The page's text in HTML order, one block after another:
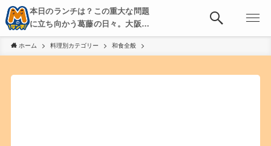
本日のランチは？この重大な問題
に立ち向かう葛藤の日々。大阪・
京都・神戸を中心とした食べ歩
き、飲み歩きを綴る。
ホーム 料理別カテゴリー 和食全般